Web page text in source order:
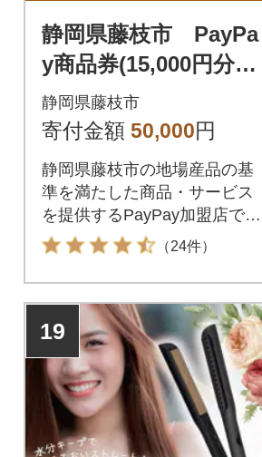
静岡県藤枝市 PayPa
y商品券(15,000円分)
※地域内の一部の加盟
店のみで利用可
静岡県藤枝市
寄付金額 50,000円
静岡県藤枝市の地場産品の基
準を満たした商品・サービス
を提供するPayPay加盟店での
お支払いにご利用いただけま
す。静岡県藤枝市在住の方は
PayPay商品券を受け取れませ
んのでご注意ください。
（24件）
19